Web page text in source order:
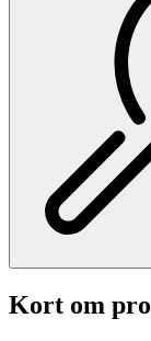
Kort om